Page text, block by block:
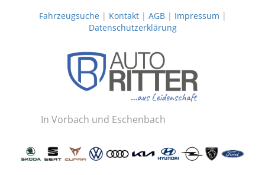
Fahrzeugsuche| Kontakt| AGB| Impressum |
Datenschutzerklärung
In Vorbach und Eschenbach